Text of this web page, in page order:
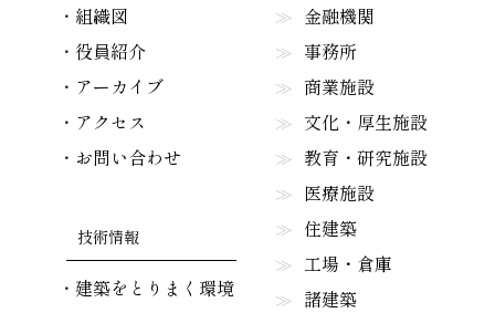
組織図
役員紹介
アーカイブ
アクセス
お問い合わせ
技術情報
建築をとりまく環境
金融機関
事務所
商業施設
文化・厚生施設
教育・研究施設
医療施設
住建築
工場・倉庫
諸建築